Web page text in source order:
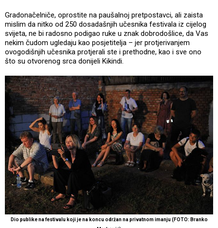
Gradonačelniče, oprostite na paušalnoj pretpostavci, ali zaista
mislim da nitko od 250 dosadašnjih učesnika festivala iz cijelog
svijeta, ne bi radosno podigao ruke u znak dobrodošlice, da Vas
nekim čudom ugledaju kao posjetitelja – jer protjerivanjem
ovogodišnjih učesnika protjerali ste i prethodne, kao i sve ono
što su otvorenog srca donijeli Kikindi.
Dio publike na festivalu koji je na koncu održan na privatnom imanju (FOTO: Branko